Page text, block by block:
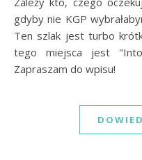
gdyby nie KGP
Ten szlak jest turbo
tego miejsca jest
Zapraszam do wpisu!